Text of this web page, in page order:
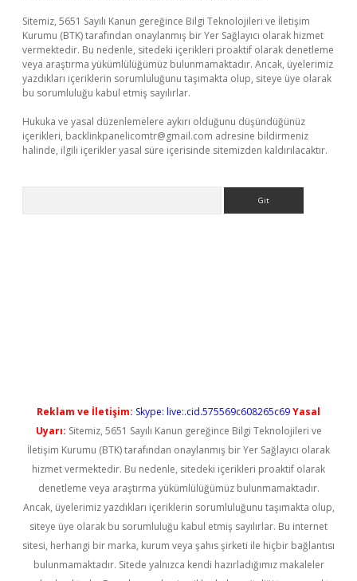
Sitemiz, 5651 Sayılı Kanun gereğince Bilgi Teknolojileri ve İletişim
Kurumu (BTK) tarafından onaylanmış bir Yer Sağlayıcı olarak hizmet
vermektedir. Bu nedenle, sitedeki içerikleri proaktif olarak denetleme
veya araştırma yükümlülüğümüz bulunmamaktadır. Ancak, üyelerimiz
yazdıkları içeriklerin sorumluluğunu taşımakta olup, siteye üye olarak
bu sorumluluğu kabul etmiş sayılırlar.
Hukuka ve yasal düzenlemelere aykırı olduğunu düşündüğünüz
içerikleri, backlinkpanelicomtr@gmail.com adresine bildirmeniz
halinde, ilgili içerikler yasal süre içerisinde sitemizden kaldırılacaktır.
Reklam ve İletişim: Skype: live:.cid.575569c608265c69Yasal
Uyarı: Sitemiz, 5651 Sayılı Kanun gereğince Bilgi Teknolojileri ve
İletişim Kurumu (BTK) tarafından onaylanmış bir Yer Sağlayıcı olarak
hizmet vermektedir. Bu nedenle, sitedeki içerikleri proaktif olarak
denetleme veya araştırma yükümlülüğümüz bulunmamaktadır.
Ancak, üyelerimiz yazdıkları içeriklerin sorumluluğunu taşımakta olup,
siteye üye olarak bu sorumluluğu kabul etmiş sayılırlar. Bu internet
sitesi, herhangi bir marka, kurum veya şahıs şirketi ile hiçbir bağlantısı
bulunmamaktadır. Sitede yalnızca kendi hazırladığımız makaleler